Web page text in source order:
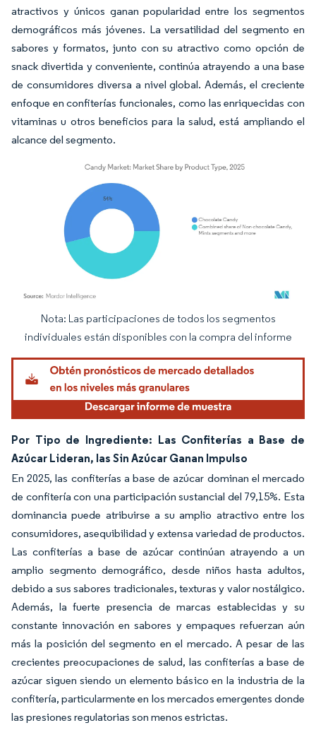
atractivos y únicos ganan popularidad entre los segmentos
demográficos más jóvenes. La versatilidad del segmento en
sabores y formatos, junto con su atractivo como opción de
snack divertida y conveniente, continúa atrayendo a una base
de consumidores diversa a nivel global. Además, el creciente
enfoque en confiterías funcionales, como las enriquecidas con
vitaminas u otros beneficios para la salud, está ampliando el
alcance del segmento.
Imagen © Mordor Intelligence. El uso requiere atribución según CC BY 4.0.
Nota: Las participaciones de todos los segmentos
individuales están disponibles con la compra del informe
Por Tipo de Ingrediente: Las Confiterías a Base de
Azúcar Lideran, las Sin Azúcar Ganan Impulso
En 2025, las confiterías a base de azúcar dominan el mercado
de confitería con una participación sustancial del 79,15%. Esta
dominancia puede atribuirse a su amplio atractivo entre los
consumidores, asequibilidad y extensa variedad de productos.
Las confiterías a base de azúcar continúan atrayendo a un
amplio segmento demográfico, desde niños hasta adultos,
debido a sus sabores tradicionales, texturas y valor nostálgico.
Además, la fuerte presencia de marcas establecidas y su
constante innovación en sabores y empaques refuerzan aún
más la posición del segmento en el mercado. A pesar de las
crecientes preocupaciones de salud, las confiterías a base de
azúcar siguen siendo un elemento básico en la industria de la
confitería, particularmente en los mercados emergentes donde
las presiones regulatorias son menos estrictas.